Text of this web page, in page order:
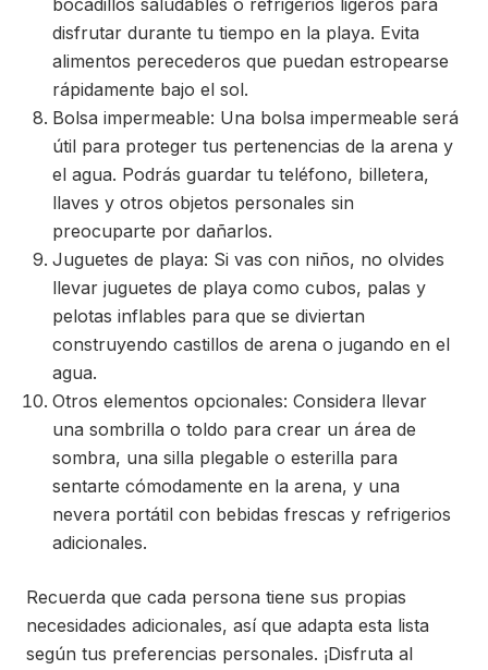
bocadillos saludables o refrigerios ligeros para
disfrutar durante tu tiempo en la playa. Evita
alimentos perecederos que puedan estropearse
rápidamente bajo el sol.
Bolsa impermeable: Una bolsa impermeable será
útil para proteger tus pertenencias de la arena y
el agua. Podrás guardar tu teléfono, billetera,
llaves y otros objetos personales sin
preocuparte por dañarlos.
Juguetes de playa: Si vas con niños, no olvides
llevar juguetes de playa como cubos, palas y
pelotas inflables para que se diviertan
construyendo castillos de arena o jugando en el
agua.
Otros elementos opcionales: Considera llevar
una sombrilla o toldo para crear un área de
sombra, una silla plegable o esterilla para
sentarte cómodamente en la arena, y una
nevera portátil con bebidas frescas y refrigerios
adicionales.
Recuerda que cada persona tiene sus propias
necesidades adicionales, así que adapta esta lista
según tus preferencias personales. ¡Disfruta al